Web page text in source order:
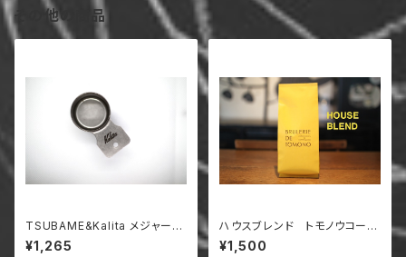
その他の商品
TSUBAME&Kalita メジャーカ
ップ ブラスト S
¥1,265
ハウスブレンド トモノウコーヒ
ー 200g
¥1,500